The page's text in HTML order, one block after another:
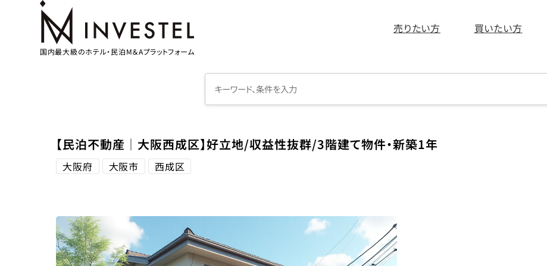
国内最大級のホテル・民泊M＆Aプラットフォーム
売りたい方 買いたい方
【民泊不動産│大阪西成区】好立地/収益性抜群/3階建て物件・新築1年
大阪府 大阪市 西成区